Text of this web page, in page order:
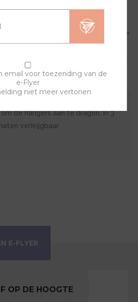
VRAGEN?
de hangers aan te dragen. In 3
verkrijgbaar
OP DE HOOGTE
email voor toezending van de
e-Flyer
niet meer vertonen